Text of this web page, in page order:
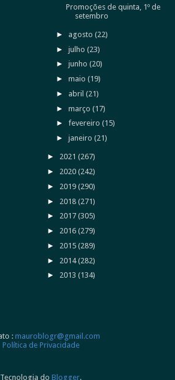
Promoções de quinta, 1º de
setembro
► agosto(22)
►julho(23)
►junho(20)
►maio(19)
► abril(21)
►março(17)
►fevereiro(15)
►janeiro(21)
► 2021 (267)
► 2020 (242)
► 2019 (290)
► 2018 (271)
► 2017 (305)
► 2016 (279)
► 2015 (289)
► 2014(282)
► 2013 (134)
: mauroblogr@gmail.com
Política de Privacidade
Tecnologia do Blogger.